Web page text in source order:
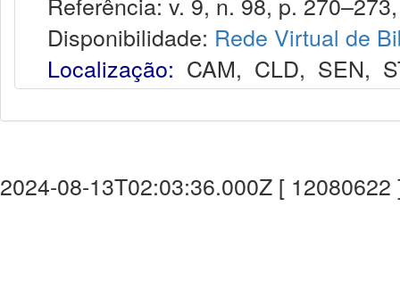
Disponibilidade: Rede Virtual de
Localização: CAM, CLD, SEN,
2024-08-13T02:03:36.000Z [ 12080622